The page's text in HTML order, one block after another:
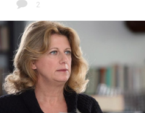
2